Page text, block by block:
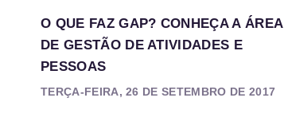
O QUE FAZ GAP? CONHEÇA A ÁREA
DE GESTÃO DE ATIVIDADES E
PESSOAS
TERÇA-FEIRA, 26 DE SETEMBRO DE 2017